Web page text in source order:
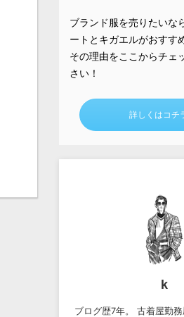
ブランド服を売りたいな
ートとキガエルがおすす
その理由をここからチェ
さい！
詳しくはコチ
k
ブログ歴7年。 古着屋勤